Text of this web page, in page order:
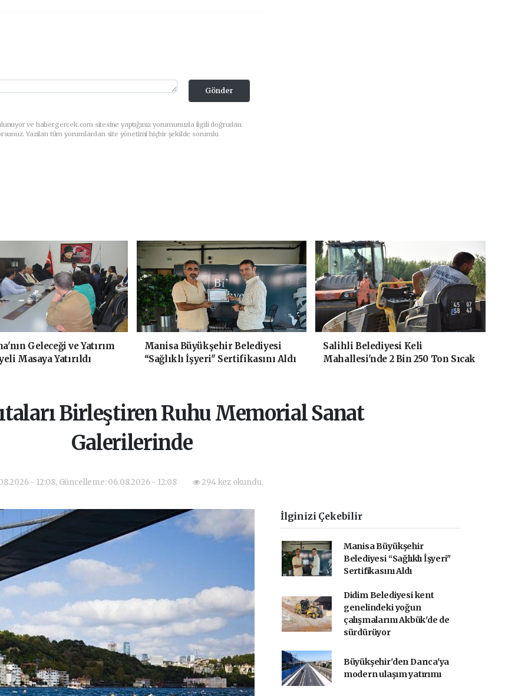
Gönder
ve habergercek.com sitesine yaptığınız yorumunuzla ilgili doğrudan
Yazılan tüm yorumlardan site yönetimi hiçbir şekilde sorumlu
Geleceği ve Yatırım
Masaya Yatırıldı
Manisa Büyükşehir Belediyesi
“Sağlıklı İşyeri" Sertifikasını Aldı
Salihli Belediyesi Keli
Mahallesi'nde 2 Bin 250 Ton Sıcak
Birleştiren Ruhu Memorial Sanat
Galerilerinde
- 12:08, Güncelleme: 06.08.2026 - 12:08 294 kez okundu.
İlginizi Çekebilir
Manisa Büyükşehir
Belediyesi “Sağlıklı İşyeri"
Sertifikasını Aldı
Didim Belediyesi kent
genelindeki yoğun
çalışmalarını Akbük'de de
sürdürüyor
Büyükşehir'den Darıca'ya
modern ulaşım yatırımı